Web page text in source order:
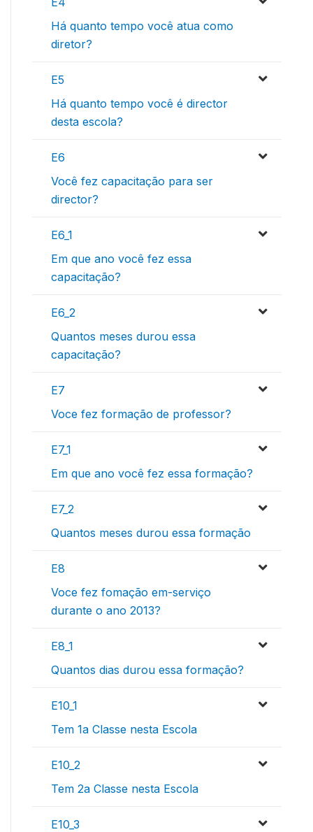
Há quanto tempo você atua como
diretor?
E5
Há quanto tempo você é director
desta escola?
E6
Você fez capacitação para ser
director?
E6_1
Em que ano você fez essa
capacitação?
E6_2
Quantos meses durou essa
capacitação?
E7
Voce fez formação de professor?
E7_1
Em que ano você fez essa formação?
E7_2
Quantos meses durou essa formação
E8
Voce fez fomação em-serviço
durante o ano 2013?
E8_1
Quantos dias durou essa formação?
E10_1
Tem 1a Classe nesta Escola
E10_2
Tem 2a Classe nesta Escola
E10_3